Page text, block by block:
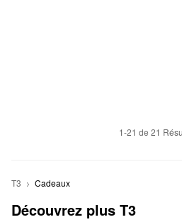
1-21 de 21
T3 Cadeaux
Découvrez plus T3